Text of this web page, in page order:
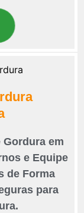
Gordura em
e Equipe
de Forma
para